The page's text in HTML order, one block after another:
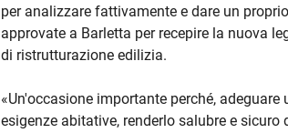
per analizzare fattivamente e dare un
approvate a Barletta per recepire la nuova
di ristrutturazione edilizia.
«Un'occasione importante perché,
esigenze abitative, renderlo salubre e